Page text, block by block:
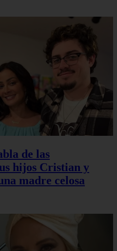
de las
hijos Cristian y
madre celosa